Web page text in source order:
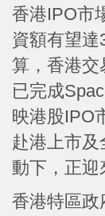
香港IPO市
資額有望
算，香港交
已完成
映港股IPO
赴港上市
動下，正迎
香港特區政